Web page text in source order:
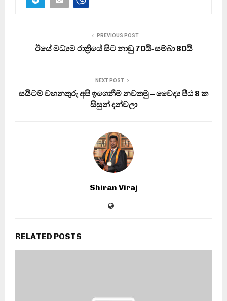
PREVIOUS POST
ඊයේ මධ්‍යම රාත්‍රියේ සිට නාඩු 70යි-සම්බා 80යි
NEXT POST
සයිටම් වහනතුරු අපි ඉගෙනීම නවතමු – වෛද්‍ය පීඨ 8 ක
සිසුන් දන්වලා
Shiran Viraj
RELATED POSTS